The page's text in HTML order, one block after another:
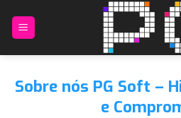
content
Sobre nós PG Soft –
e